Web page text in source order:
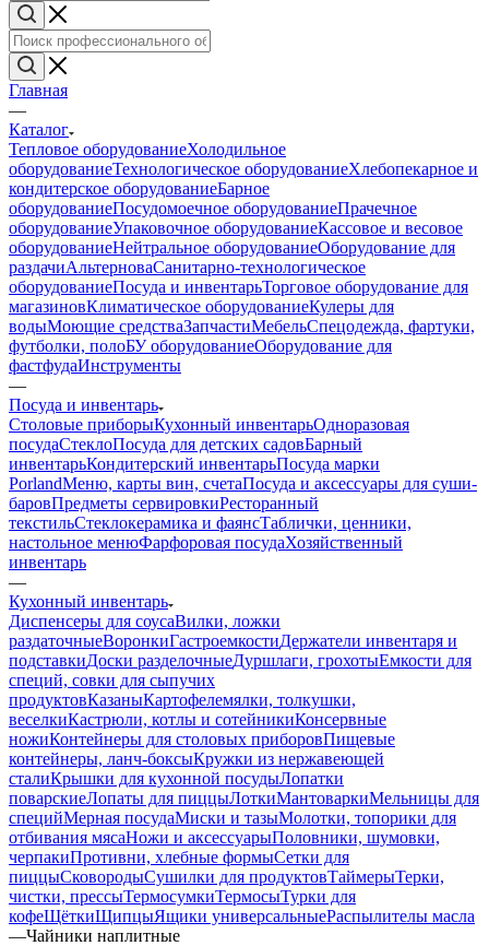
Главная
—
Каталог
Тепловое оборудованиеХолодильное
оборудованиеТехнологическое оборудованиеХлебопекарное и
кондитерское оборудованиеБарное
оборудованиеПосудомоечное оборудованиеПрачечное
оборудованиеУпаковочное оборудованиеКассовое и весовое
оборудованиеНейтральное оборудованиеОборудование для
раздачиАльтерноваСанитарно-технологическое
оборудованиеПосуда и инвентарьТорговое оборудование для
магазиновКлиматическое оборудованиеКулеры для
водыМоющие средстваЗапчастиМебельСпецодежда, фартуки,
футболки, полоБУ оборудованиеОборудование для
фастфудаИнструменты
—
Посуда и инвентарь
Столовые приборыКухонный инвентарьОдноразовая
посудаСтеклоПосуда для детских садовБарный
инвентарьКондитерский инвентарьПосуда марки
PorlandМеню, карты вин, счетаПосуда и аксессуары для суши-
баровПредметы сервировкиРесторанный
текстильСтеклокерамика и фаянсТаблички, ценники,
настольное менюФарфоровая посудаХозяйственный
инвентарь
—
Кухонный инвентарь
Диспенсеры для соусаВилки, ложки
раздаточныеВоронкиГастроемкостиДержатели инвентаря и
подставкиДоски разделочныеДуршлаги, грохотыЕмкости для
специй, совки для сыпучих
продуктовКазаныКартофелемялки, толкушки,
веселкиКастрюли, котлы и сотейникиКонсервные
ножиКонтейнеры для столовых приборовПищевые
контейнеры, ланч-боксыКружки из нержавеющей
сталиКрышки для кухонной посудыЛопатки
поварскиеЛопаты для пиццыЛоткиМантоваркиМельницы для
специйМерная посудаМиски и тазыМолотки, топорики для
отбивания мясаНожи и аксессуарыПоловники, шумовки,
черпакиПротивни, хлебные формыСетки для
пиццыСковородыСушилки для продуктовТаймерыТерки,
чистки, прессыТермосумкиТермосыТурки для
кофеЩёткиЩипцыЯщики универсальныеРаспылителы масла
—Чайники наплитные